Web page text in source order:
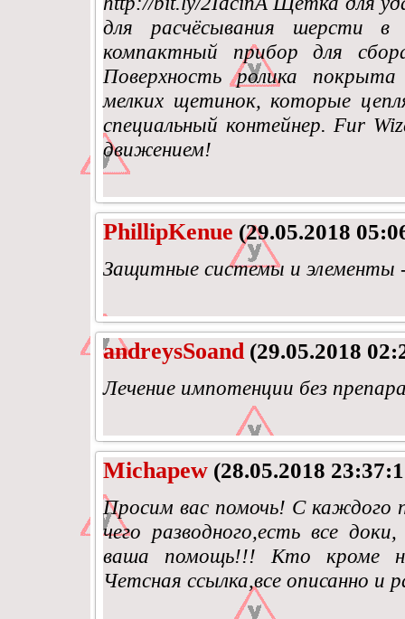
для расчёсывания
компактный прибор для
Поверхность ролика
мелких щетинок, которые
специальный контейнер. Fur
движением!
PhillipKenue (29.05.2018
Защитные системы и элементы
andreysSoand (29.05.2018
Лечение импотенции без
Michapew (28.05.2018
Просим вас помочь! С каждого
чего разводного,есть все
ваша помощь!!! Кто кроме
Четсная ссылка,все описанно